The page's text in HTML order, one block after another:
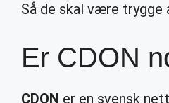
Så de skal være trygge
Er CDON
CDON er en svensk